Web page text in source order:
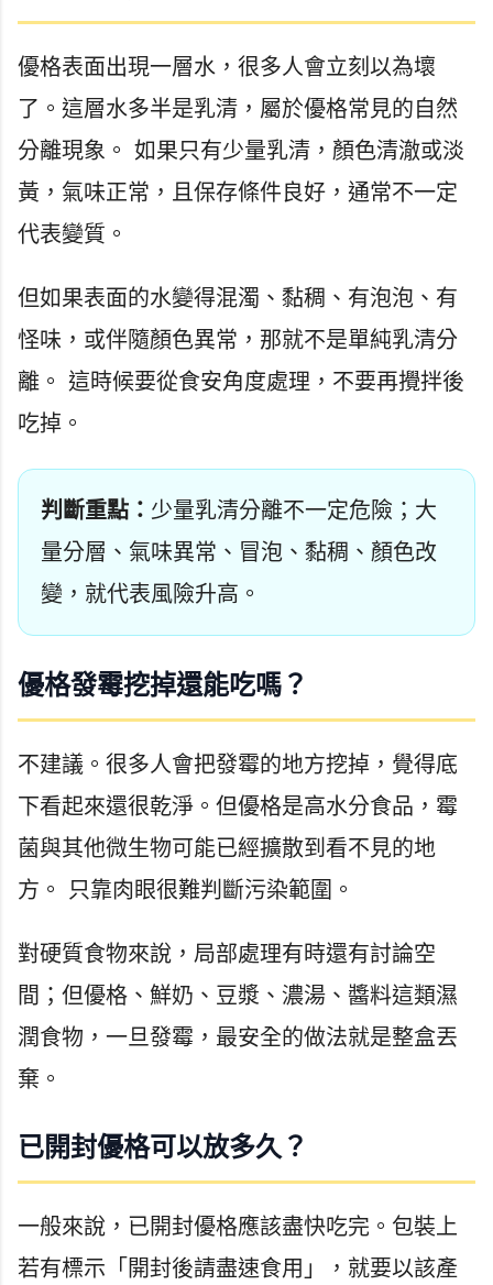
優格表面出現一層水，很多人會立刻以為壞
了。這層水多半是乳清，屬於優格常見的自然
分離現象。 如果只有少量乳清，顏色清澈或淡
黃，氣味正常，且保存條件良好，通常不一定
代表變質。
但如果表面的水變得混濁、黏稠、有泡泡、有
怪味，或伴隨顏色異常，那就不是單純乳清分
離。 這時候要從食安角度處理，不要再攪拌後
吃掉。
判斷重點： 少量乳清分離不一定危險；大
量分層、氣味異常、冒泡、黏稠、顏色改
變，就代表風險升高。
優格發霉挖掉還能吃嗎？
不建議。很多人會把發霉的地方挖掉，覺得底
下看起來還很乾淨。但優格是高水分食品，霉
菌與其他微生物可能已經擴散到看不見的地
方。 只靠肉眼很難判斷污染範圍。
對硬質食物來說，局部處理有時還有討論空
間；但優格、鮮奶、豆漿、濃湯、醬料這類濕
潤食物，一旦發霉，最安全的做法就是整盒丟
棄。
已開封優格可以放多久？
一般來說，已開封優格應該盡快吃完。包裝上
若有標示「開封後請盡速食用」，就要以該產